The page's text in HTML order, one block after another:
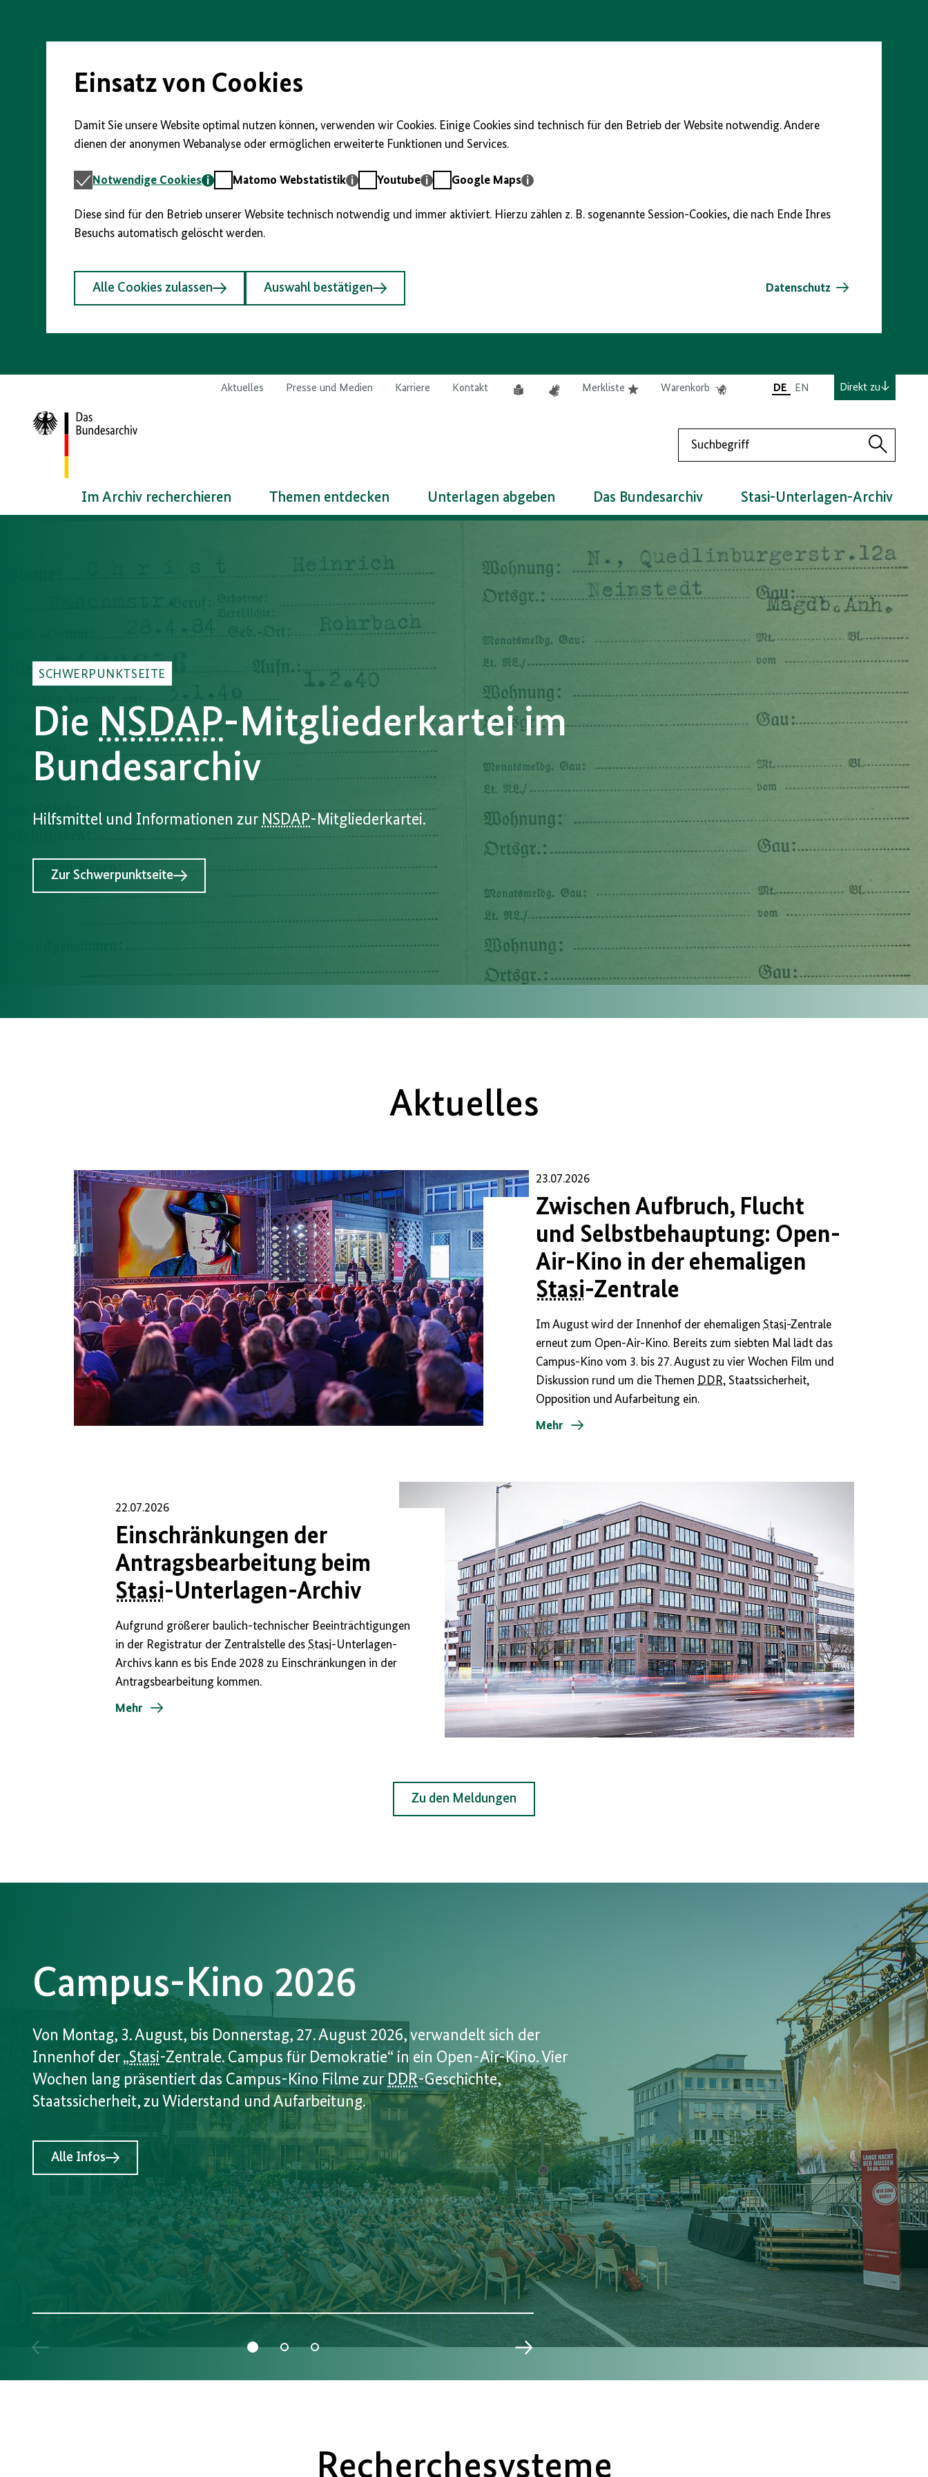
Seiteninhalt
Einsatz von Cookies
Damit Sie unsere Website optimal nutzen können, verwenden wir Cookies. Einige Cookies sind technisch für den Betrieb der Website notwendig. Andere
dienen der anonymen Webanalyse oder ermöglichen erweiterte Funktionen und Services.
Notwendige
Notwendige Cookies
MatomoMatomo Webstatistik YoutubeYoutube
GoogleGoogle Maps
Diese sind für den Betrieb unserer Website technisch notwendig und immer aktiviert. Hierzu zählen z. B. sogenannte Session-Cookies, die nach Ende Ihres
Besuchs automatisch gelöscht werden.
Alle Cookies zulassen Auswahl bestätigen Datenschutz
Aktuelles Presse und Medien Karriere Kontakt
Leichte
Gebärdensprache
Merkliste
ElementeWarenkorb
Elemente
Warenkorb
DE EN Direkt zu
Zur
Startseite
Bundesarchiv
Suchen
Im Archiv recherchieren Themen entdecken Unterlagen abgeben Das Bundesarchiv Stasi-Unterlagen-Archiv
SCHWERPUNKTSEITE
Die NSDAP-Mitgliederkartei im
Bundesarchiv
Hilfsmittel und Informationen zur NSDAP-Mitgliederkartei.
Zur Schwerpunktseite
Aktuelles
23.07.2026
Zwischen Aufbruch, Flucht
und Selbstbehauptung: Open-
Air-Kino in der ehemaligen
Stasi-Zentrale
Im August wird der Innenhof der ehemaligenStasi-Zentrale
erneut zum Open-Air-Kino. Bereits zum siebten Mal lädt das
Campus-Kino vom 3. bis 27. August zu vier Wochen Film und
Diskussion rund um die Themen DDR, Staatssicherheit,
Opposition und Aufarbeitung ein.
Mehr
22.07.2026
Einschränkungen der
Antragsbearbeitung beim
Stasi-Unterlagen-Archiv
Aufgrund größerer baulich-technischer Beeinträchtigungen
in der Registratur der Zentralstelle desStasi-Unterlagen-
Archivs kann es bis Ende 2028 zu Einschränkungen in der
Antragsbearbeitung kommen.
Mehr
Zu den Meldungen
Campus-Kino 2026
Von Montag, 3. August, bis Donnerstag, 27. August 2026, verwandelt sich der
Innenhof der „Stasi-Zentrale. Campus für Demokratie“ in ein Open-Air-Kino. Vier
Wochen lang präsentiert das Campus-Kino Filme zurDDR-Geschichte,
Staatssicherheit, zu Widerstand und Aufarbeitung.
Alle Infos
Recherchesysteme